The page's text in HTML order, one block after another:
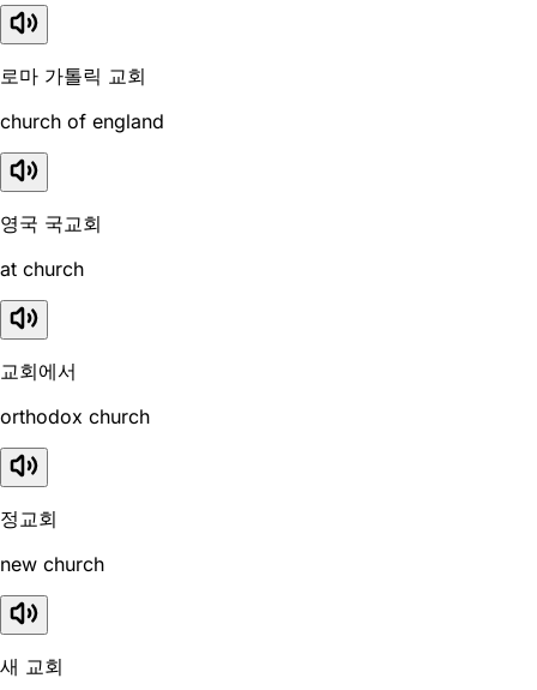
로마 가톨릭 교회
church of england
영국 국교회
at church
교회에서
orthodox church
정교회
new church
새 교회